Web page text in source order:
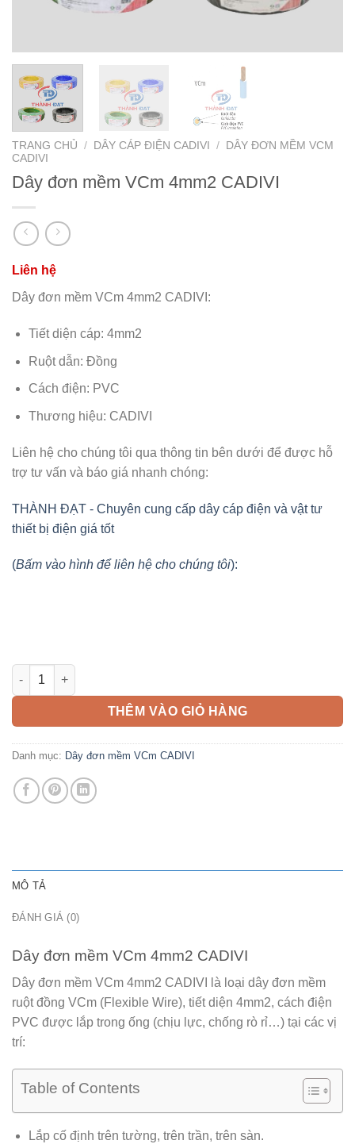
TRANG CHỦ / DÂY CÁP ĐIỆN CADIVI /
DÂY ĐƠN MỀM VCM
CADIVI
Dây đơn mềm VCm 4mm2 CADIVI
Dây đơn mềm VCm 4mm2 CADIVI:
Tiết diện cáp: 4mm2
Ruột dẫn: Đồng
Cách điện: PVC
Thương hiệu: CADIVI
Liên hệ cho chúng tôi qua thông tin bên dưới để được hỗ
trợ tư vấn và báo giá nhanh chóng:
THÀNH ĐẠT - Chuyên cung cấp dây cáp điện và vật tư
thiết bị điện giá tốt
(Bấm vào hình để liên hệ cho chúng tôi):
Dây đơn mềm VCm 4mm2 CADIVI số lượng
THÊM VÀO GIỎ HÀNG
Danh mục: Dây đơn mềm VCm CADIVI
MÔ TẢ
ĐÁNH GIÁ (0)
Dây đơn mềm VCm 4mm2 CADIVI
Dây đơn mềm VCm 4mm2 CADIVI
là loại dây đơn mềm
ruột đồng VCm (Flexible Wire), tiết diện 4mm2, cách điện
PVC được lắp trong ống (chịu lực, chống rò rỉ…) tại các vị
trí:
Table of Contents
Lắp cố định trên tường, trên trần, trên sàn.